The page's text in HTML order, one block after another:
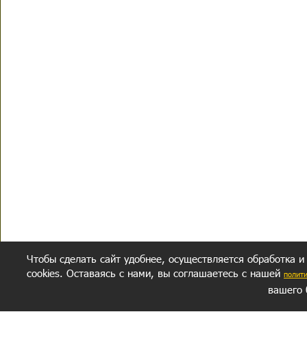
Чтобы сделать сайт удобнее, осуществляется обработка
cookies. Оставаясь с нами, вы соглашаетесь с нашей
вашего